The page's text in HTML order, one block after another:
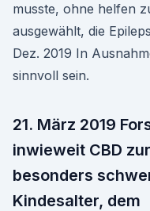
musste, ohne helfen
ausgewählt, die
Dez. 2019 In
sinnvoll sein.
21. März 2019
inwieweit CBD
besonders
Kindesalter, dem